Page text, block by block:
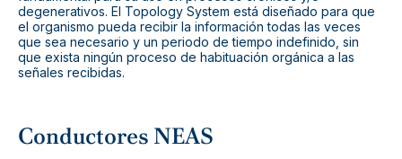
degenerativos. El Topology System está diseñado para que
el organismo pueda recibir la información todas las veces
que sea necesario y un periodo de tiempo indefinido, sin
que exista ningún proceso de habituación orgánica a las
señales recibidas.
Conductores NEAS